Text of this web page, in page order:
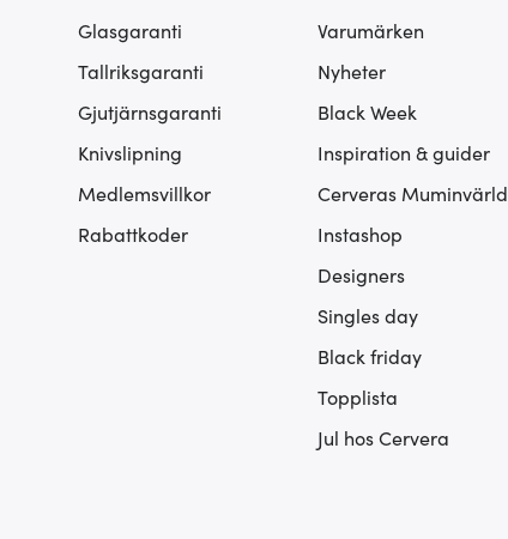
Glasgaranti
Tallriksgaranti
Gjutjärnsgaranti
Knivslipning
Medlemsvillkor
Rabattkoder
Varumärken
Nyheter
Black Week
Inspiration & guider
Cerveras Muminvärld
Instashop
Designers
Singles day
Black friday
Topplista
Jul hos Cervera